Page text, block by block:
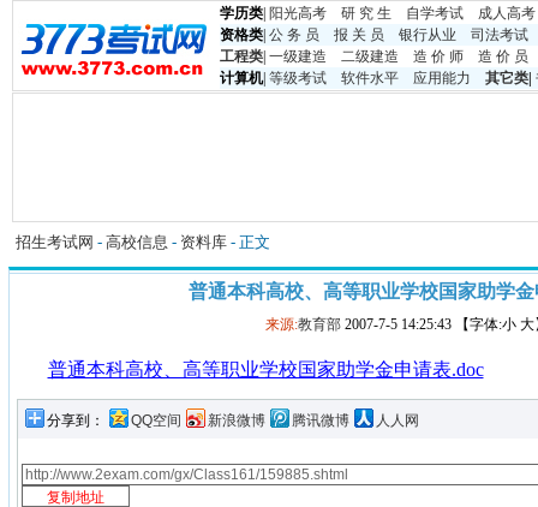
学历类 阳光高考 研 究 生 自学考试
成人高考
资格类 公 务 员 报 关 员 银行从业
司法考试
工程类 一级建造 二级建造 造 价 师
造 价 员
计算机| 等级考试 软件水平 应用能力 其它类
招生考试网 - 高校信息 - 资料库 - 正文
普通本科高校、高等职业学校国家助学金
来源:教育部 2007-7-5 14:25:43 【字体:小 大
普通本科高校、高等职业学校国家助学金申请表.doc
分享到： QQ空间 新浪微博 腾讯微博 人人网